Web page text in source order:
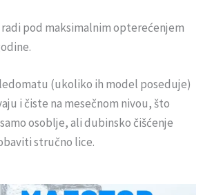
pod maksimalnim opterećenjem
(ukoliko ih model poseduje)
i čiste na mesečnom nivou, što
osoblje, ali dubinsko čišćenje
stručno lice.